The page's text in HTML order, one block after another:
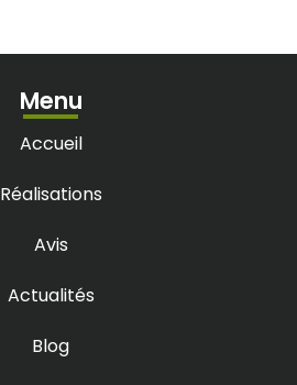
Menu
Accueil
Réalisations
Avis
Actualités
Blog